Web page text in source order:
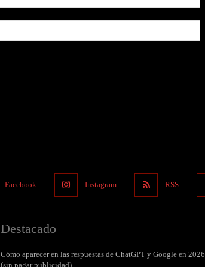
Facebook Instagram RSS
Destacado
Cómo aparecer en las respuestas de ChatGPT y Google en 2026
(sin pagar publicidad)